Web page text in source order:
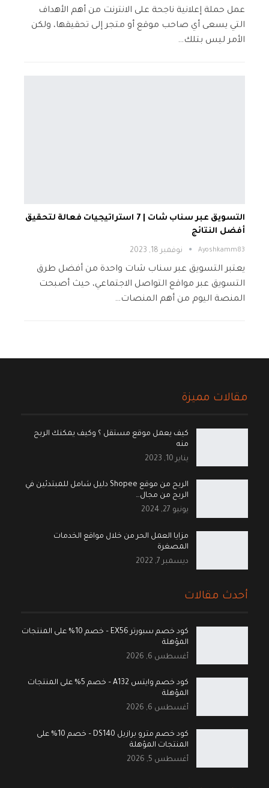
عمل حملة إعلانية ناجحة على الانترنت من أهم الأهداف
التي يسعى أي صاحب موقع أو متجر إلى تحقيقها، ولكن
الأمر ليس بتلك…
التسويق عبر سناب شات | 7 استراتيجيات فعالة لتحقيق
أفضل النتائج
Ayoshkamm83 نوفمبر 18, 2023
يعتبر التسويق عبر سناب شات واحدة من أفضل طرق
التسويق عبر مواقع التواصل الاجتماعي، حيث أصبحت
المنصة اليوم من أهم المنصات…
مقالات مميزة
كيف يعمل موقع مستقل ؟ وكيف يمكنك الربح
منه
يناير 10, 2023
الربح من موقع Shopee دليل شامل للمبتدئين في
الربح من مجال…
يونيو 27, 2024
مزايا العمل الحر من خلال مواقع الخدمات
المصغرة
ديسمبر 7, 2022
أحدث مقالات
كود خصم سبورتر EX56 – خصم 10% على المنتجات
المؤهلة
أغسطس 6, 2026
كود خصم وايتس A132 – خصم 5% على المنتجات
المؤهلة
أغسطس 6, 2026
كود خصم مترو برازيل DS140 – خصم 10% على
المنتجات المؤهلة
أغسطس 5, 2026